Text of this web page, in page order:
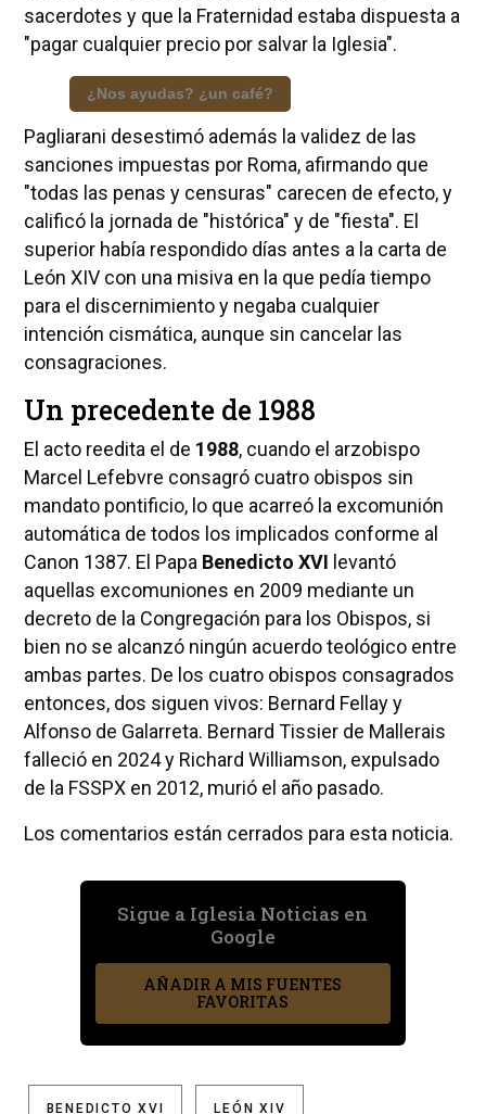
sacerdotes y que la Fraternidad estaba dispuesta a
"pagar cualquier precio por salvar la Iglesia".
¿Nos ayudas? ¿un café?
Pagliarani desestimó además la validez de las
sanciones impuestas por Roma, afirmando que
"todas las penas y censuras" carecen de efecto, y
calificó la jornada de "histórica" y de "fiesta". El
superior había respondido días antes a la carta de
León XIV con una misiva en la que pedía tiempo
para el discernimiento y negaba cualquier
intención cismática, aunque sin cancelar las
consagraciones.
Un precedente de 1988
El acto reedita el de 1988, cuando el arzobispo
Marcel Lefebvre consagró cuatro obispos sin
mandato pontificio, lo que acarreó la excomunión
automática de todos los implicados conforme al
Canon 1387. El Papa Benedicto XVI levantó
aquellas excomuniones en 2009 mediante un
decreto de la Congregación para los Obispos, si
bien no se alcanzó ningún acuerdo teológico entre
ambas partes. De los cuatro obispos consagrados
entonces, dos siguen vivos: Bernard Fellay y
Alfonso de Galarreta. Bernard Tissier de Mallerais
falleció en 2024 y Richard Williamson, expulsado
de la FSSPX en 2012, murió el año pasado.
Los comentarios están cerrados para esta noticia.
Sigue a Iglesia Noticias en
Google
AÑADIR A MIS FUENTES
FAVORITAS
BENEDICTO XVI LEÓN XIV